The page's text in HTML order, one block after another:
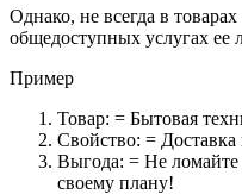
Однако, не всегда в
общедоступных услугах ее
Пример
Товар: = Бытовая
Свойство: =
Выгода: = Не
своему плану!